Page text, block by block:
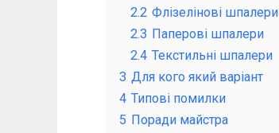
2.2 Флізелінові шпалери
2.3 Паперові шпалери
2.4 Текстильні шпалери
3 Для кого який варіант
4 Типові помилки
5 Поради майстра